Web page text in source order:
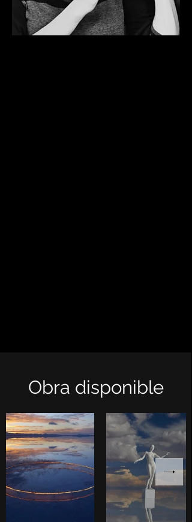
Obra disponible